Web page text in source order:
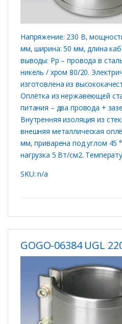
Напряжение: 230 В,
мм, ширина: 50 мм, длина
выводы: Рр – провода в
никель / хром 80/20.
изготовлена ​​из
Оплётка из нержавеющей
питания – два провода +
Внутренняя изоляция из
внешняя металлическая
мм, приварена под углом 45
нагрузка 5 Вт/см2.
SKU: n/a
GOGO-06384 UGL